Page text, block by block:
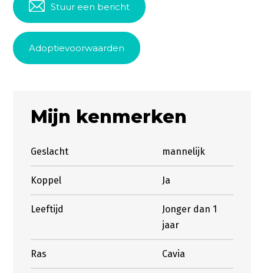
Stuur een bericht
Adoptievoorwaarden
Mijn kenmerken
Geslacht mannelijk
Koppel Ja
Leeftijd
Jonger dan 1
jaar
Ras Cavia